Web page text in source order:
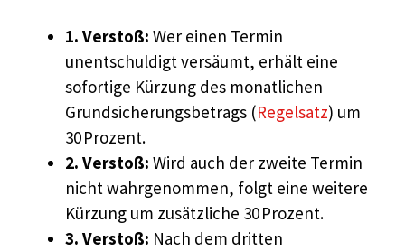
1. Verstoß: Wer einen Termin
unentschuldigt versäumt, erhält eine
sofortige Kürzung des monatlichen
Grundsicherungsbetrags (Regelsatz) um
30 Prozent.
2. Verstoß: Wird auch der zweite Termin
nicht wahrgenommen, folgt eine weitere
Kürzung um zusätzliche 30 Prozent.
3. Verstoß: Nach dem dritten